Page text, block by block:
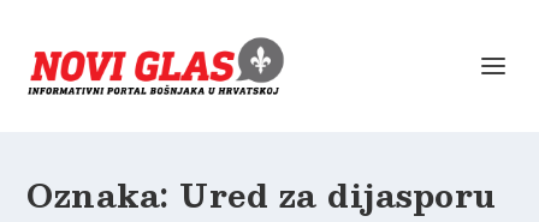
Oznaka: Ured za dijasporu